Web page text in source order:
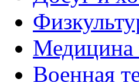
Медицина
Военная